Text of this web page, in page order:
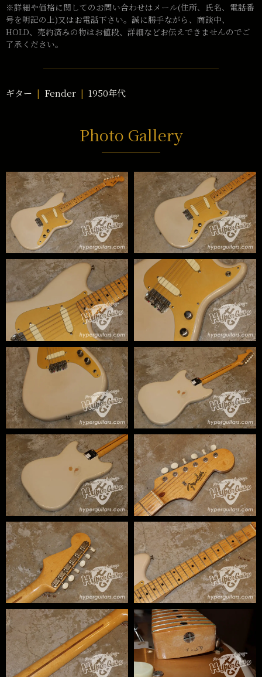
※詳細や価格に関してのお問い合わせはメール(住所、氏名、電話番
号を明記の上)又はお電話下さい。誠に勝手ながら、商談中、
HOLD、売約済みの物はお値段、詳細などお伝えできませんのでご
了承ください。
ギター Fender 1950年代
Photo Gallery